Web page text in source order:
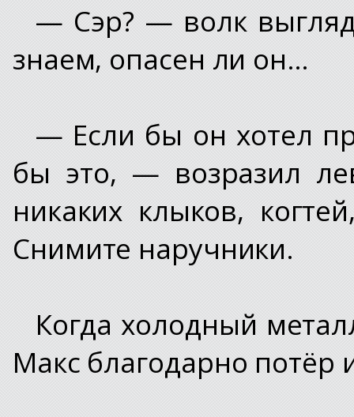
— Сэр? — волк
знаем, опасен ли он…
— Если бы он хотел
бы это, — возразил
никаких клыков,
Снимите наручники.
Когда холодный
Макс благодарно потёр